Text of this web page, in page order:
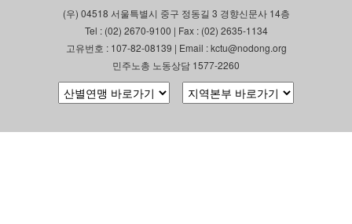
(우) 04518 서울특별시 중구 정동길 3 경향신문사 14층
Tel : (02) 2670-9100 | Fax : (02) 2635-1134
고유번호 : 107-82-08139 | Email : kctu@nodong.org
민주노총 노동상담 1577-2260